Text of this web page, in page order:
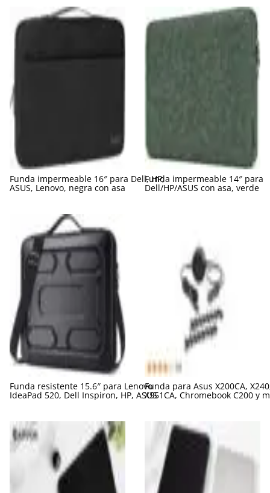
Funda impermeable 16″ para Dell, HP,
ASUS, Lenovo, negra con asa
Funda impermeable 14″ para
Dell/HP/ASUS con asa, verde
Funda resistente 15.6″ para Lenovo
IdeaPad 520, Dell Inspiron, HP, ASUS
Funda para Asus X200CA,
X551CA, Chromebook C200 y